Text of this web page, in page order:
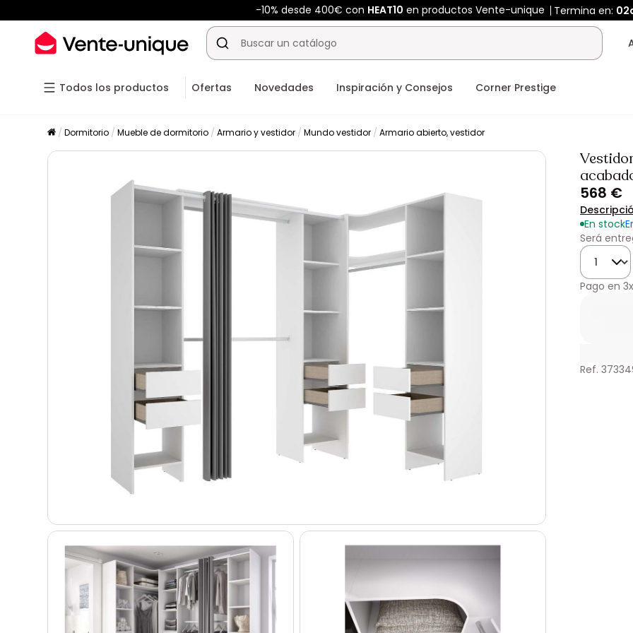
-10% desde 400€ con HEAT10 en productos Vente-unique Termina en:
Todos los productos Ofertas Novedades Inspiración y Consejos Corner Prestige
Dormitorio Mueble de dormitorio Armario y vestidor Mundo vestidor Armario abierto, vestidor
568 €
En stock
Será
Cantidad
Pago en 3x
Ref.